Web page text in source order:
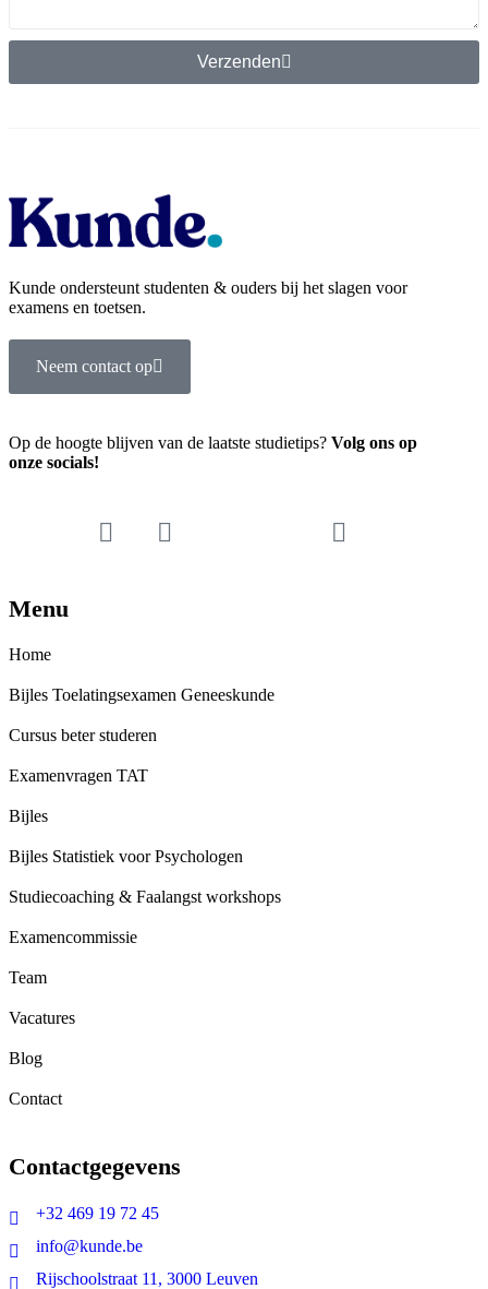
Verzenden
Kunde ondersteunt studenten & ouders bij het slagen voor
examens en toetsen.
Neem contact op
Op de hoogte blijven van de laatste studietips? Volg ons op
onze socials!
Menu
Home
Bijles Toelatingsexamen Geneeskunde
Cursus beter studeren
Examenvragen TAT
Bijles
Bijles Statistiek voor Psychologen
Studiecoaching & Faalangst workshops
Examencommissie
Team
Vacatures
Blog
Contact
Contactgegevens
+32 469 19 72 45
info@kunde.be
Rijschoolstraat 11, 3000 Leuven